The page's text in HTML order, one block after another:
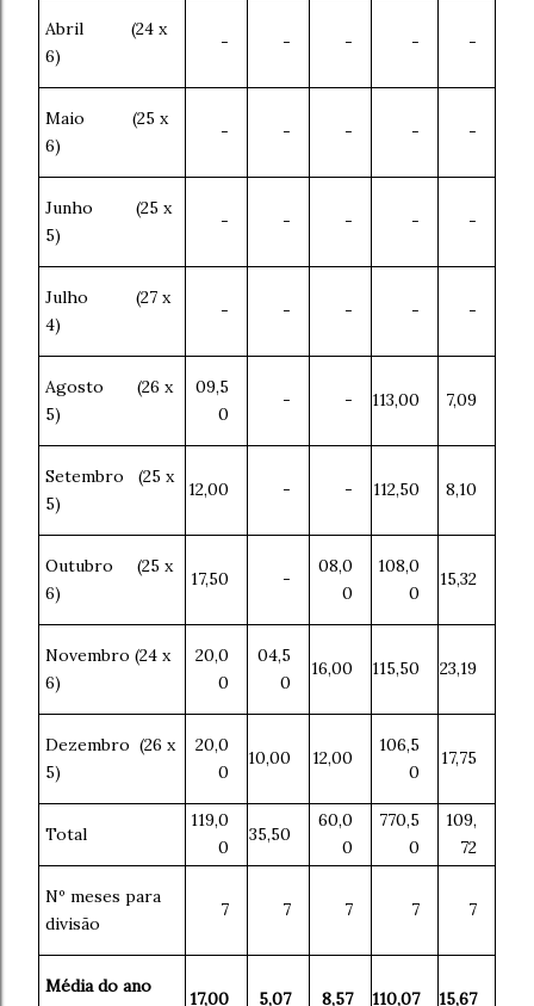
Abril (24 x
6)
- - - - -
Maio (25 x
6)
- - - - -
Junho (25 x
5)
- - - - -
Julho (27 x
4)
- - - - -
Agosto (26 x
5)
09,5
0
- - 113,00 7,09
Setembro (25 x
5)
12,00 - - 112,50 8,10
Outubro (25 x
6)
17,50 -
08,0
0
108,0
0
15,32
Novembro (24 x
6)
20,0
0
04,5
0
16,00 115,50 23,19
Dezembro (26 x
5)
20,0
0
10,00 12,00
106,5
0
17,75
Total
119,0
0
35,50
60,0
0
770,5
0
109,
72
Nº meses para
divisão
7 7 7 7 7
Média do ano
17,00 5,07 8,57 110,07 15,67